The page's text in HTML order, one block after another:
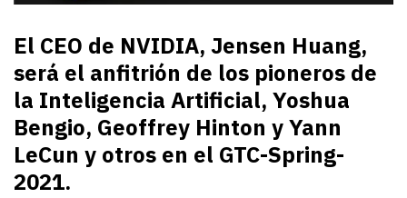
El CEO de NVIDIA, Jensen Huang,
será el anfitrión de los pioneros de
la Inteligencia Artificial, Yoshua
Bengio, Geoffrey Hinton y Yann
LeCun y otros en el GTC-Spring-
2021.